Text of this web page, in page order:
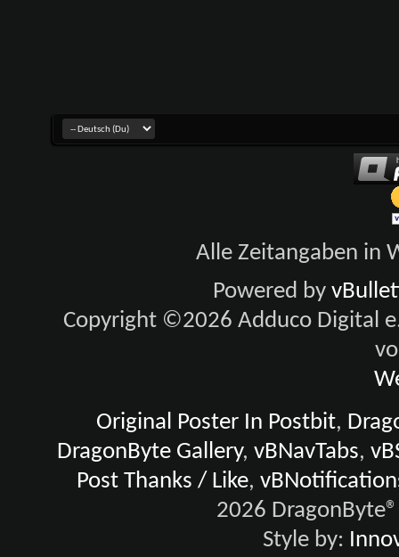
Alle Zeitangaben in
Powered by
Copyright ©2026 Adduco Digital
Original Poster In Postbit,
DragonByte Gallery,vBNavTabs,
Post Thanks / Like,
2026
Style by: